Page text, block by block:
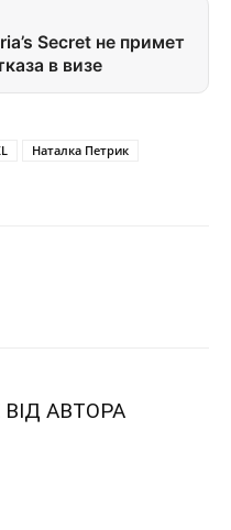
Secret не примет
в визе
Наталка Петрик
АВТОРА